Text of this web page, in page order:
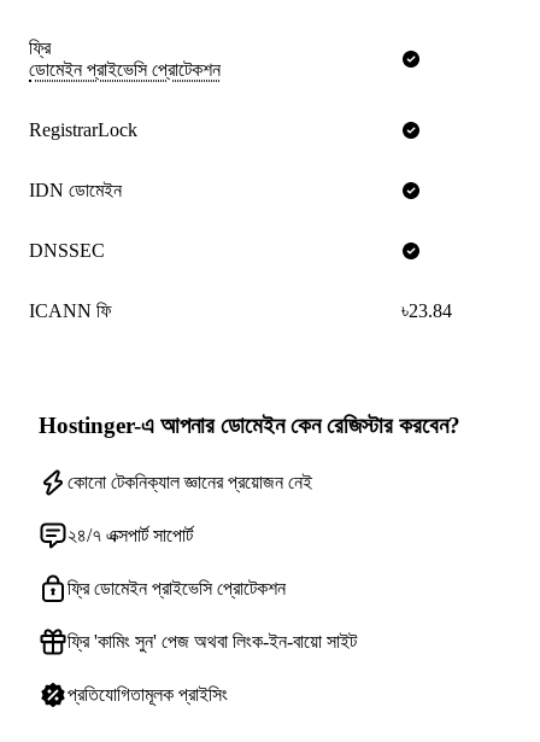
ডোমেইন প্রাইভেসি প্রোটেকশন
ফ্রি
RegistrarLock
IDN ডোমেইন
DNSSEC
ICANN ফি ৳23.84
Hostinger-এ আপনার ডোমেইন কেন রেজিস্টার করবেন?
কোনো টেকনিক্যাল জ্ঞানের প্রয়োজন নেই
২৪/৭ এক্সপার্ট সাপোর্ট
ফ্রি ডোমেইন প্রাইভেসি প্রোটেকশন
ফ্রি 'কামিং সুন' পেজ অথবা লিংক-ইন-বায়ো সাইট
প্রতিযোগিতামূলক প্রাইসিং